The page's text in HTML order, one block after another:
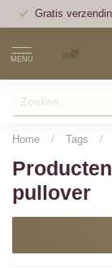
Gratis
MENU
Home / Tags /
pullover